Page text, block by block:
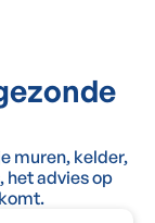
muren, kelder,
het advies op